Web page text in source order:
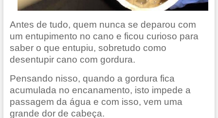
Antes de tudo, quem nunca se deparou com
um entupimento no cano e ficou curioso para
saber o que entupiu, sobretudo como
desentupir cano com gordura.
Pensando nisso, quando a gordura fica
acumulada no encanamento, isto impede a
passagem da água e com isso, vem uma
grande dor de cabeça.